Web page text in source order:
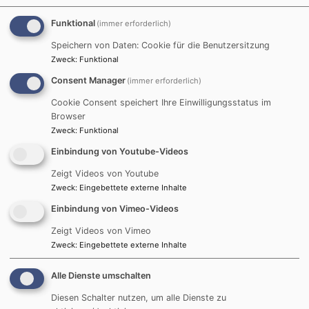
Garten der Bibel
Besuchen Sie unseren wunderschönen Garten der
Bibel mit vielen Blumen und Pflanzen, die in der
Bibel erwähnt sind.
Newsletter-Anmeldung
Ihre E-Mail* :
Funktional (immer erforderlich)
Speichern von Daten: Cookie für die Benutzersitzung
Zweck: Funktional
Consent Manager (immer erforderlich)
Cookie Consent speichert Ihre Einwilligungsstatus im
Browser
Zweck: Funktional
Einbindung von Youtube-Videos
Zeigt Videos von Youtube
Zweck: Eingebettete externe Inhalte
Einbindung von Vimeo-Videos
Zeigt Videos von Vimeo
Zweck: Eingebettete externe Inhalte
Alle Dienste umschalten
Diesen Schalter nutzen, um alle Dienste zu